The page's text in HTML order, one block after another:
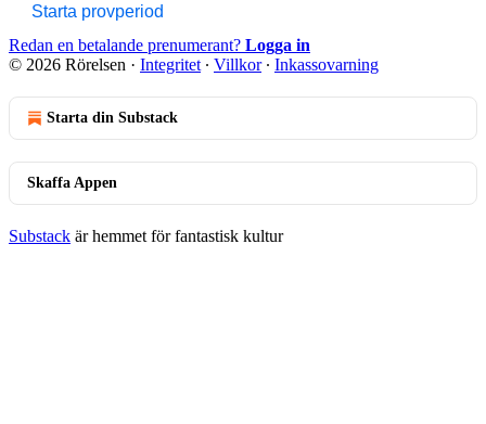
Starta provperiod
Redan en betalande prenumerant? Logga in
© 2026 Rörelsen · Integritet ∙ Villkor∙ Inkassovarning
Starta din Substack
Skaffa Appen
Substack är hemmet för fantastisk kultur